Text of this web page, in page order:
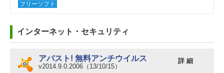
フリーソフト
インターネット・セキュリティ
アバスト! 無料アンチウイルス
v2014.9.0.2006（13/10/15）
詳 細